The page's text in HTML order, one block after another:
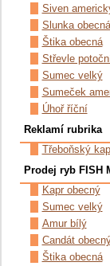
Siven
Slunka obecná
Štika obecná
Střevle
Sumec velký
Sumeček
Úhoř říční
Reklamí rubrika
Třeboňský
Prodej ryb FISH
Kapr obecný
Sumec velký
Amur bílý
Candát
Štika obecná